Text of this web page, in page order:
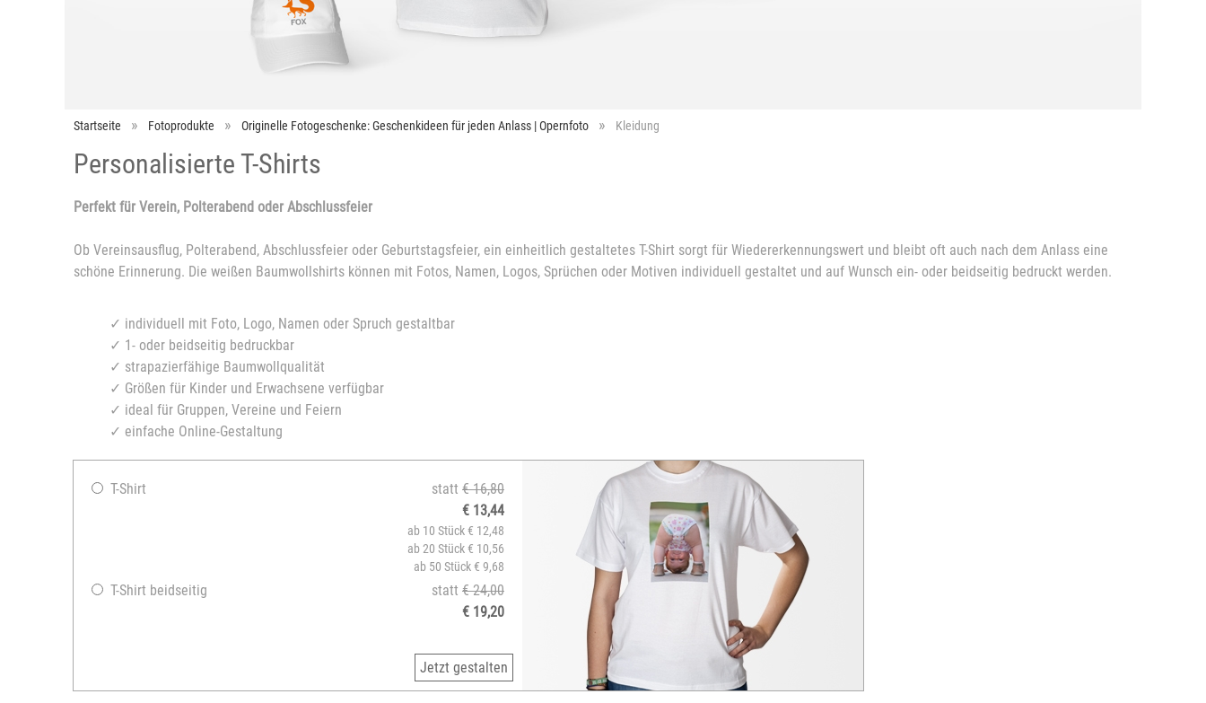
Startseite Fotoprodukte Originelle Fotogeschenke: Geschenkideen für jeden Anlass | Opernfoto Kleidung
Personalisierte T-Shirts
Perfekt für Verein, Polterabend oder Abschlussfeier
Ob Vereinsausflug, Polterabend, Abschlussfeier oder Geburtstagsfeier, ein einheitlich gestaltetes T-Shirt sorgt für Wiedererkennungswert und bleibt oft auch nach dem Anlass eine
schöne Erinnerung. Die weißen Baumwollshirts können mit Fotos, Namen, Logos, Sprüchen oder Motiven individuell gestaltet und auf Wunsch ein- oder beidseitig bedruckt werden.
✓ individuell mit Foto, Logo, Namen oder Spruch gestaltbar
✓ 1- oder beidseitig bedruckbar
✓ strapazierfähige Baumwollqualität
✓ Größen für Kinder und Erwachsene verfügbar
✓ ideal für Gruppen, Vereine und Feiern
✓ einfache Online-Gestaltung
T-Shirt statt € 16,80
€ 13,44
ab 10 Stück € 12,48
ab 20 Stück € 10,56
ab 50 Stück € 9,68
T-Shirt beidseitig statt € 24,00
€ 19,20
Jetzt gestalten